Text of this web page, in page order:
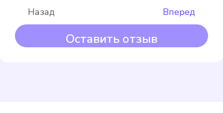
Назад Вперед
Оставить отзыв